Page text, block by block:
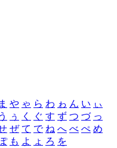
ま や ゃ ら わ ゎ ん い ぃ
う ぅ く ぐ す ず つ づ っ
ぜ て で ね へ べ ぺ め
も よ ょ ろ を